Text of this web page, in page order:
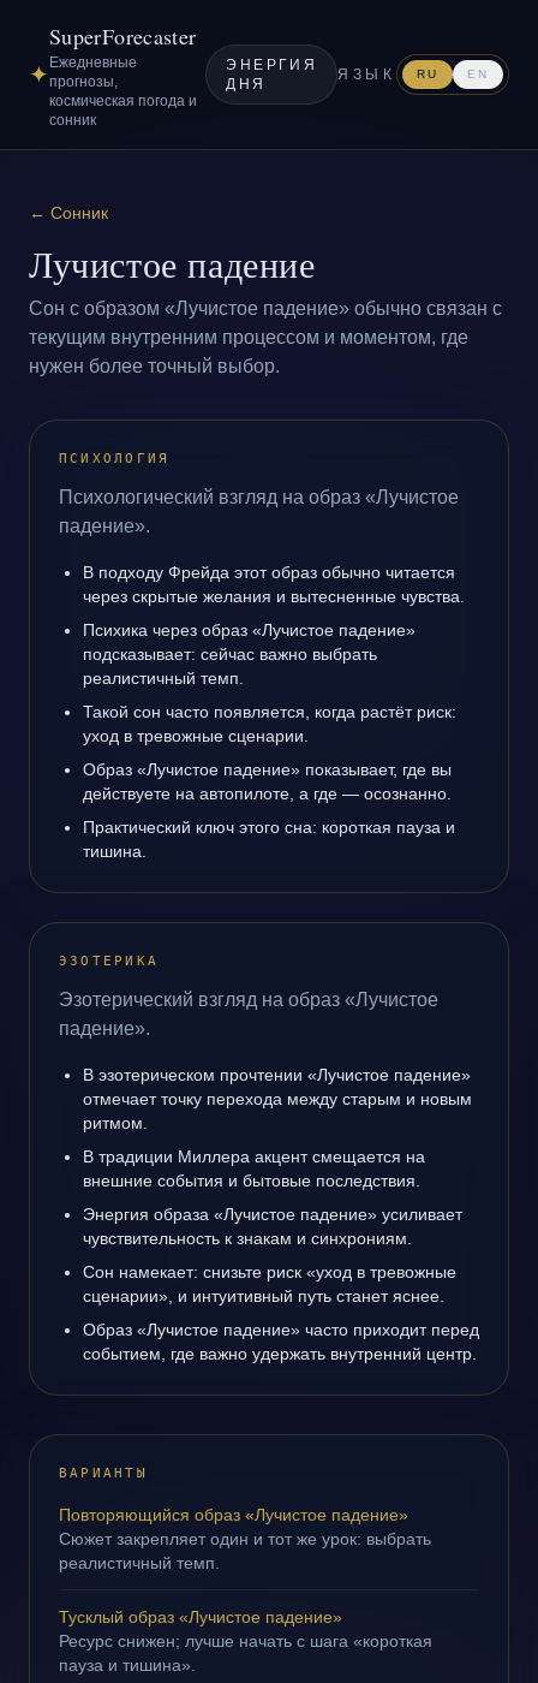
✦
SuperForecaster
Ежедневные
прогнозы,
космическая погода и
сонник
ЭНЕРГИЯ
ДНЯ
ЯЗЫК RU EN
← Сонник
Лучистое падение
Сон с образом «Лучистое падение» обычно связан с
текущим внутренним процессом и моментом, где
нужен более точный выбор.
ПСИХОЛОГИЯ
Психологический взгляд на образ «Лучистое
падение».
В подходу Фрейда этот образ обычно читается
через скрытые желания и вытесненные чувства.
Психика через образ «Лучистое падение»
подсказывает: сейчас важно выбрать
реалистичный темп.
Такой сон часто появляется, когда растёт риск:
уход в тревожные сценарии.
Образ «Лучистое падение» показывает, где вы
действуете на автопилоте, а где — осознанно.
Практический ключ этого сна: короткая пауза и
тишина.
ЭЗОТЕРИКА
Эзотерический взгляд на образ «Лучистое
падение».
В эзотерическом прочтении «Лучистое падение»
отмечает точку перехода между старым и новым
ритмом.
В традиции Миллера акцент смещается на
внешние события и бытовые последствия.
Энергия образа «Лучистое падение» усиливает
чувствительность к знакам и синхрониям.
Сон намекает: снизьте риск «уход в тревожные
сценарии», и интуитивный путь станет яснее.
Образ «Лучистое падение» часто приходит перед
событием, где важно удержать внутренний центр.
ВАРИАНТЫ
Повторяющийся образ «Лучистое падение»
Сюжет закрепляет один и тот же урок: выбрать
реалистичный темп.
Тусклый образ «Лучистое падение»
Ресурс снижен; лучше начать с шага «короткая
пауза и тишина».